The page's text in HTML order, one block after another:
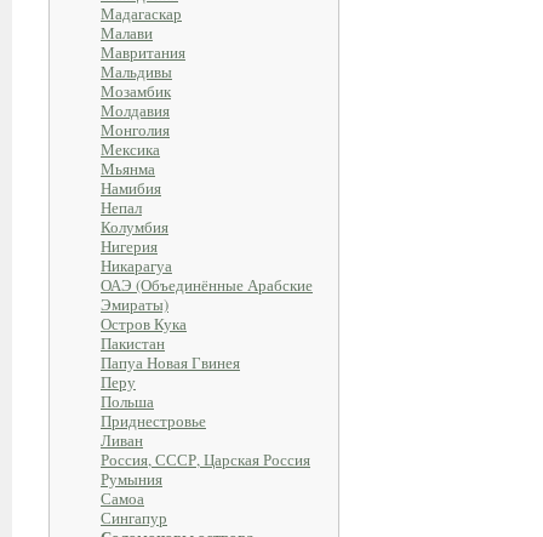
Мадагаскар
Малави
Мавритания
Мальдивы
Мозамбик
Молдавия
Монголия
Мексика
Мьянма
Намибия
Непал
Колумбия
Нигерия
Никарагуа
ОАЭ (Объединённые Арабские
Эмираты)
Остров Кука
Пакистан
Папуа Новая Гвинея
Перу
Польша
Приднестровье
Ливан
Россия, СССР, Царская Россия
Румыния
Самоа
Сингапур